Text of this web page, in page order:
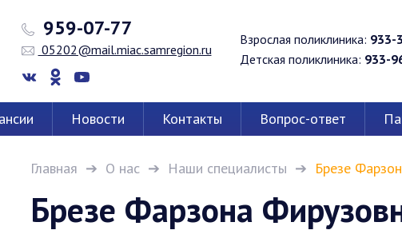
959-07-77
05202@mail.miac.samregion.ru
Взрослая поликлиника: 933-
Детская поликлиника: 933-
Новости Контакты Вопрос-ответ
Главная О нас Наши специалисты Брезе
Брезе Фарзона